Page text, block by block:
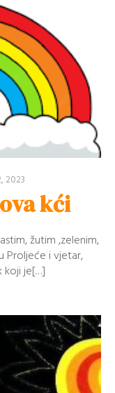
2023
kći
žutim ,zelenim,
Proljeće i vjetar,
koji je[…]